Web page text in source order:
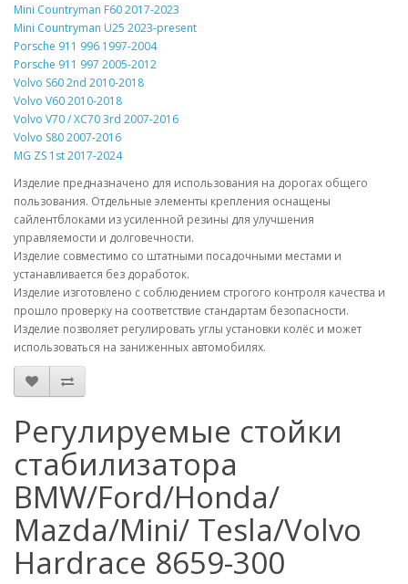
Mini Countryman F60 2017-2023
Mini Countryman U25 2023-present
Porsche 911 996 1997-2004
Porsche 911 997 2005-2012
Volvo S60 2nd 2010-2018
Volvo V60 2010-2018
Volvo V70 / XC70 3rd 2007-2016
Volvo S80 2007-2016
MG ZS 1st 2017-2024
Изделие предназначено для использования на дорогах общего
пользования. Отдельные элементы крепления оснащены
сайлентблоками из усиленной резины для улучшения
управляемости и долговечности.
Изделие совместимо со штатными посадочными местами и
устанавливается без доработок.
Изделие изготовлено с соблюдением строгого контроля качества и
прошло проверку на соответствие стандартам безопасности.
Изделие позволяет регулировать углы установки колёс и может
использоваться на заниженных автомобилях.
Регулируемые стойки
стабилизатора
BMW/Ford/Honda/
Mazda/Mini/ Tesla/Volvo
Hardrace 8659-300